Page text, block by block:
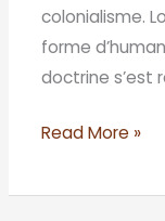
colonialisme.
forme
doctrine s’est
Read More »